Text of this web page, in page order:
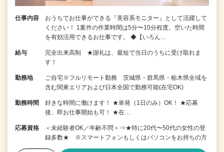
仕事内容
おうちでお仕事ができる『美容系モニター』として活躍して
ください！ 1案件の作業時間は5分〜10分程度。空いた時間
を有効活用できるお仕事です。 ◆【いろん…
給与
完全出来高制 ★謝礼は、最短で当日のうちに受け取れま
す！
勤務地
ご自宅※フルリモート勤務 茨城県・群馬県・栃木県全域を
含む関東エリアおよび日本全国で勤務可能(在宅OK)
勤務時間
好きな時間に働けます！ ★単発（1日のみ）OK！ ★応募
後、即お仕事開始も可！ ★在…
応募資格
＜未経験者OK／年齢不問＞⇒★特に20代〜50代の女性の登
録多数★ ※スマートフォンもしくはパソコンをお持ちの方